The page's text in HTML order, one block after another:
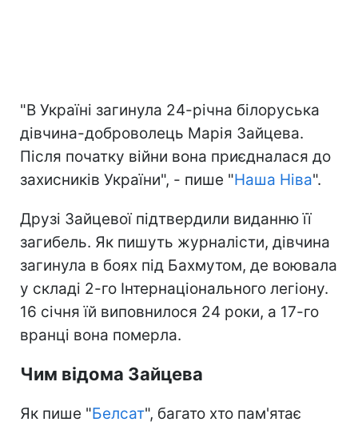
"В Україні загинула 24-річна білоруська
дівчина-доброволець Марія Зайцева.
Після початку війни вона приєдналася до
захисників України", - пише "Наша Ніва".
Друзі Зайцевої підтвердили виданню її
загибель. Як пишуть журналісти, дівчина
загинула в боях під Бахмутом, де воювала
у складі 2-го Інтернаціонального легіону.
16 січня їй виповнилося 24 роки, а 17-го
вранці вона померла.
Чим відома Зайцева
Як пише "Белсат", багато хто пам'ятає